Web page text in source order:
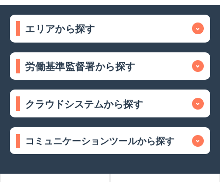
エリアから探す
労働基準監督署から探す
クラウドシステムから探す
コミュニケーションツールから探す